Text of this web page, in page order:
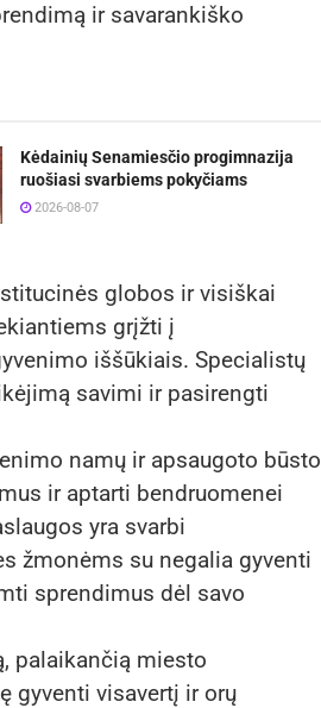
ir savarankiško
Kėdainių Senamiesčio progimnazija
ruošiasi svarbiems pokyčiams
2026-08-07
globos ir visiškai
grįžti į
iššūkiais. Specialistų
savimi ir pasirengti
namų ir apsaugoto būsto
ir aptarti bendruomenei
yra svarbi
žmonėms su negalia gyventi
sprendimus dėl savo
palaikančią miesto
gyventi visavertį ir orų